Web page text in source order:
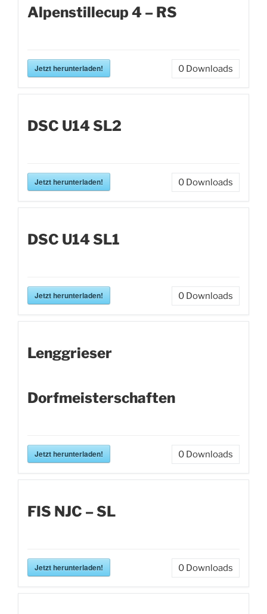
Alpenstillecup 4 – RS
Jetzt herunterladen! 0 Downloads
DSC U14 SL2
Jetzt herunterladen! 0 Downloads
DSC U14 SL1
Jetzt herunterladen! 0 Downloads
Lenggrieser
Dorfmeisterschaften
Jetzt herunterladen! 0 Downloads
FIS NJC – SL
Jetzt herunterladen! 0 Downloads